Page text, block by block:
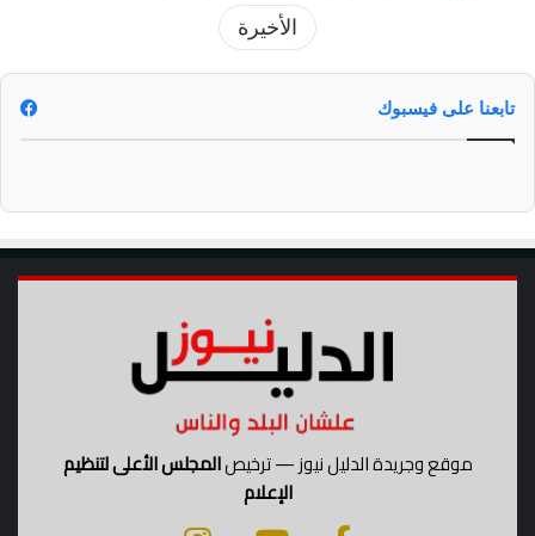
الأخيرة
تابعنا على فيسبوك
موقع وجريدة الدليل نيوز — ترخيصالمجلس الأعلى لتنظيم
الإعلام